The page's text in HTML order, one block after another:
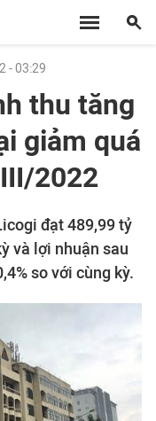
- 03:29
thu tăng
giảm quá
2022
đạt 489,99 tỷ
và lợi nhuận sau
so với cùng kỳ.